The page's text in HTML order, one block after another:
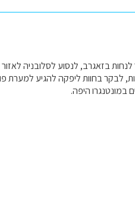
לנחות בזאגרב, לנסוע לסלובניה
לבקר בחוות ליפקה להגיע למערת
במונטנגרו היפה.